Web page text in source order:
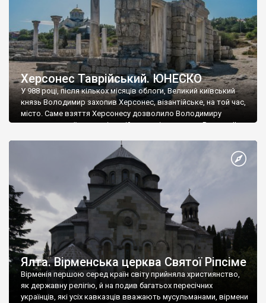
Херсонес Таврійський. ЮНЕСКО
У 988 році, після кількох місяців облоги, Великий київський
князь Володимир захопив Херсонес, візантійське, на той час,
місто. Саме взяття Херсонесу дозволило Володимиру
диктувати свої умови візантійському імператору Василю ІІ, та
Херсонесі Володимир-язичник, став Василем-християнином.
А потім було Хрещення Русі. На честь Херсонесу Таврійського
Ялта. Вірменська церква Святої Ріпсіме
Вірменія першою серед країн світу прийняла християнство,
як державну релігію, й на подив багатьох пересічних
українців, які усіх кавказців вважають мусульманами, вірмени